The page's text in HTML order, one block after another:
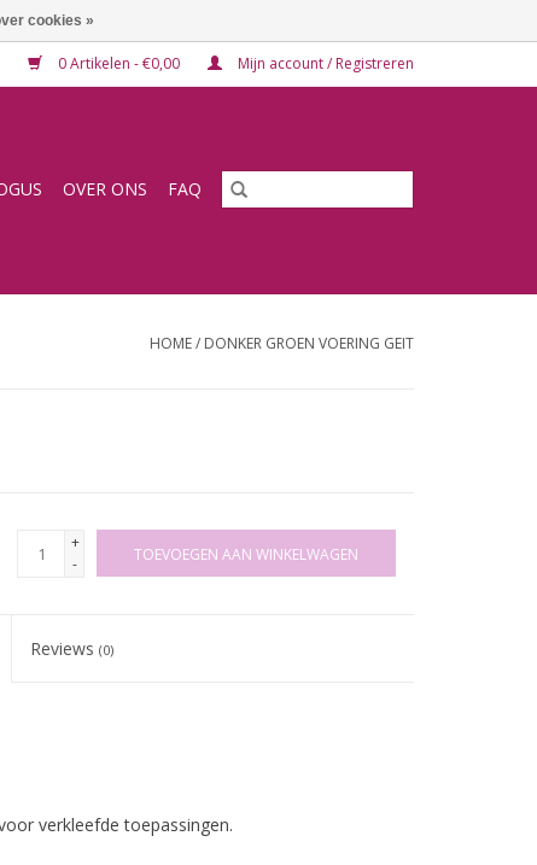
0 Artikelen - €0,00 Mijn account / Registreren
OVER ONS FAQ
HOME/ DONKER GROEN VOERING GEIT
+
-
TOEVOEGEN AAN WINKELWAGEN
Reviews(0)
verkleefde toepassingen.
cookies »